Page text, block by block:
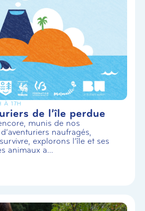
À 17H
de l’île perdue
munis de nos
naufragés,
explorons l’île et ses
animaux a...